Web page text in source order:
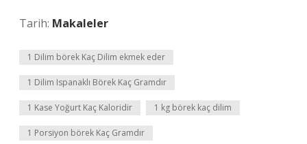
Tarih: Makaleler
1 Dilim börek Kaç Dilim ekmek eder
1 Dilim Ispanaklı Börek Kaç Gramdır
1 Kase Yoğurt Kaç Kaloridir 1 kg börek kaç dilim
1 Porsiyon börek Kaç Gramdır